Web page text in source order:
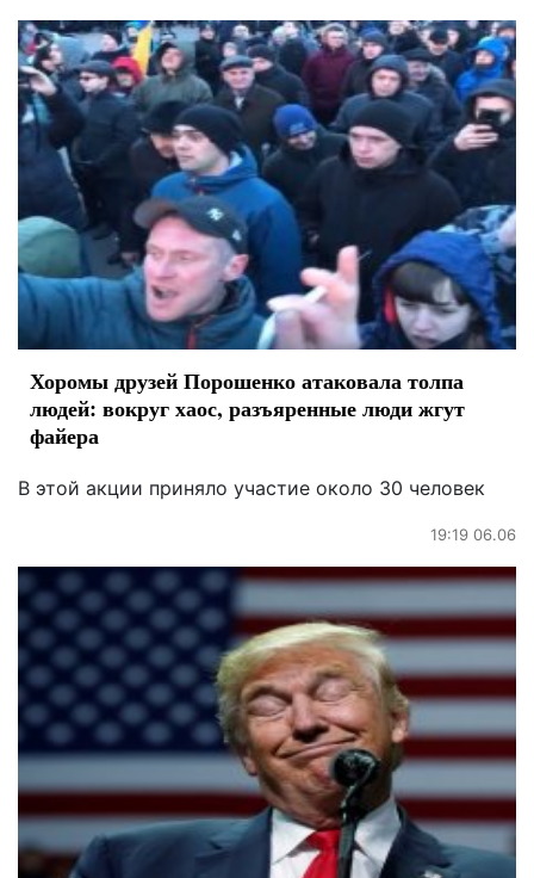
Хоромы друзей Порошенко атаковала толпа
людей: вокруг хаос, разъяренные люди жгут
файера
В этой акции приняло участие около 30 человек
19:19 06.06